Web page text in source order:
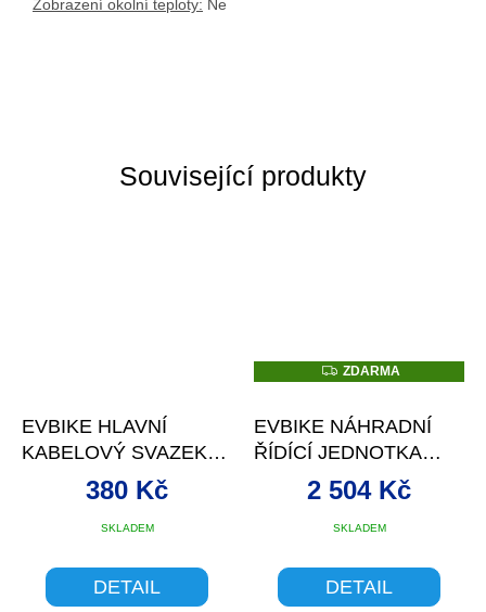
Související produkty
EVBIKE HLAVNÍ
KABELOVÝ SVAZEK
PRO STŘEDOVÉ
POHONY S
VODOTĚSNOU
VÝSTUPY)
produktu
SKLADEM
380 Kč
DETAIL
Z
D
M
A
ZDARMA
EVBIKE NÁHRADNÍ
ŘÍDÍCÍ JEDNOTKA
PRO 750W
STŘEDOVÝ POHON
48V/25A, V2
SKLADEM
2 504 Kč
DETAIL
Zobrazení okolní teploty: Ne